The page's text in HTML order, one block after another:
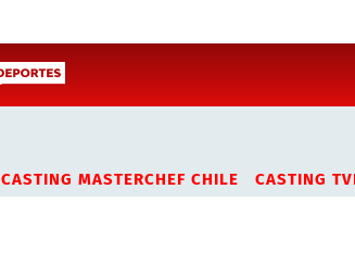
CASTING MASTERCHEF CHILE CASTING